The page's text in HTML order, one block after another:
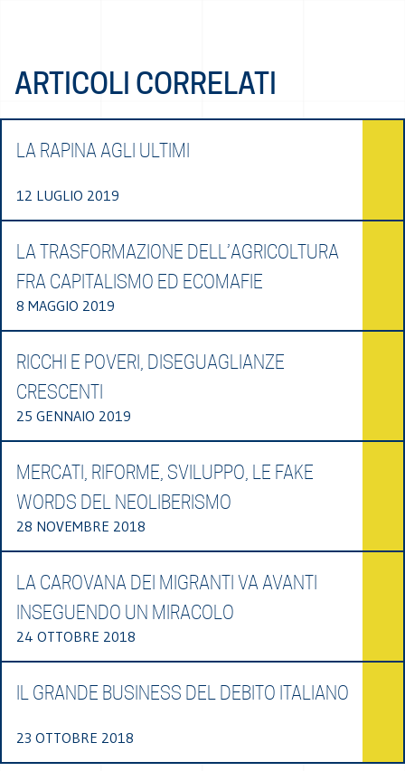
ARTICOLI CORRELATI
LA RAPINA AGLI ULTIMI
12 LUGLIO 2019
LA TRASFORMAZIONE DELL’AGRICOLTURA
FRA CAPITALISMO ED ECOMAFIE
8 MAGGIO 2019
RICCHI E POVERI, DISEGUAGLIANZE
CRESCENTI
25 GENNAIO 2019
MERCATI, RIFORME, SVILUPPO, LE FAKE
WORDS DEL NEOLIBERISMO
28 NOVEMBRE 2018
LA CAROVANA DEI MIGRANTI VA AVANTI
INSEGUENDO UN MIRACOLO
24 OTTOBRE 2018
IL GRANDE BUSINESS DEL DEBITO ITALIANO
23 OTTOBRE 2018